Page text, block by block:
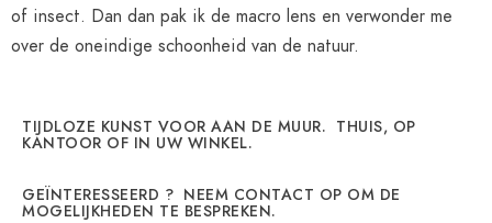
of insect. Dan dan pak ik de macro lens en verwonder me
over de oneindige schoonheid van de natuur.
TIJDLOZE KUNST VOOR AAN DE MUUR. THUIS, OP
KANTOOR OF IN UW WINKEL.
GEÏNTERESSEERD ? NEEM CONTACT OP OM DE
MOGELIJKHEDEN TE BESPREKEN.